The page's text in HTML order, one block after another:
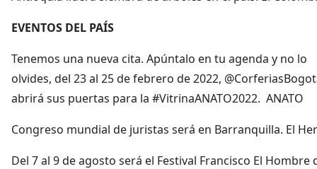
EVENTOS DEL PAÍS
Tenemos una nueva cita. Apúntalo en tu agenda y no lo
olvides, del 23 al 25 de febrero de 2022,
abrirá sus puertas para la #VitrinaANATO2022. ANATO
Congreso mundial de juristas será en Barranquilla. El
Del 7 al 9 de agosto será el Festival Francisco El Hombre